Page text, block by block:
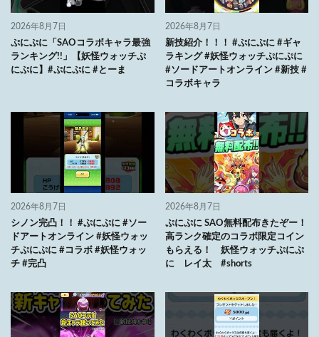
2026年8月7日
ぷにぷに「SAOコラボキャラ最強
ランキング!!」【妖怪ウォッチぷ
にぷに】#ぷにぷに #とーま
2026年8月7日
新技紹介！！！ #ぷにぷに #ギャ
ラキング #妖怪ウォッチぷにぷに
#ソードアートオンライン #新技 #
コラボキャラ
2026年8月7日
シノン完凸！！ #ぷにぷに #ソー
ドアートオンライン #妖怪ウォッ
チぷにぷに #コラボ #妖怪ウォッ
チ #完凸
2026年8月7日
ぷにぷに SAO無料配布きたぞー！
高ランク確定のコラボ限定コイン
もらえる！ 妖怪ウォッチぷにぷ
に レイ太 #shorts